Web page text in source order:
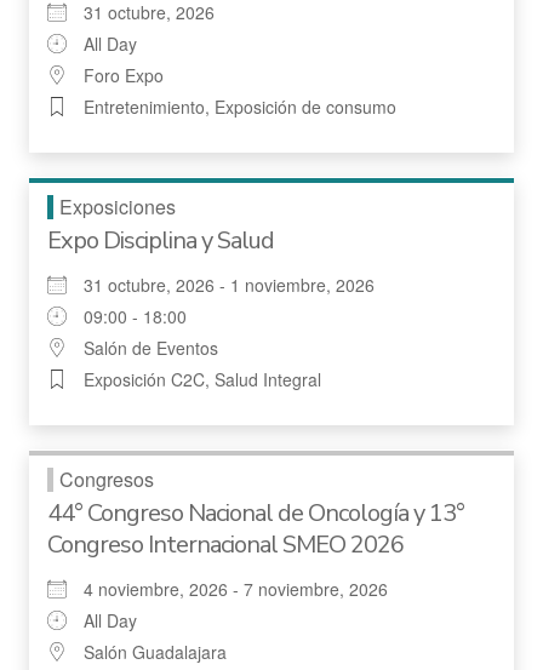
31 octubre, 2026
All Day
Foro Expo
Entretenimiento, Exposición de consumo
Exposiciones
Expo Disciplina y Salud
31 octubre, 2026 - 1 noviembre, 2026
09:00 - 18:00
Salón de Eventos
Exposición C2C, Salud Integral
Congresos
44° Congreso Nacional de Oncología y 13°
Congreso Internacional SMEO 2026
4 noviembre, 2026 - 7 noviembre, 2026
All Day
Salón Guadalajara